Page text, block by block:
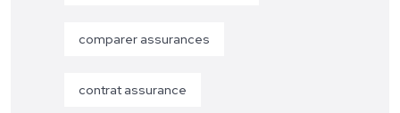
comparer assurances
contrat assurance